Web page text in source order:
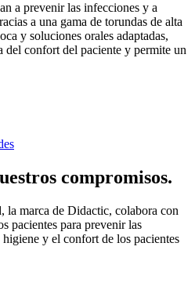
a prevenir las infecciones y a
a una gama de torundas de alta
y soluciones orales adaptadas,
del confort del paciente y permite un
compromisos.
la marca de Didactic, colabora con
pacientes para prevenir las
y el confort de los pacientes